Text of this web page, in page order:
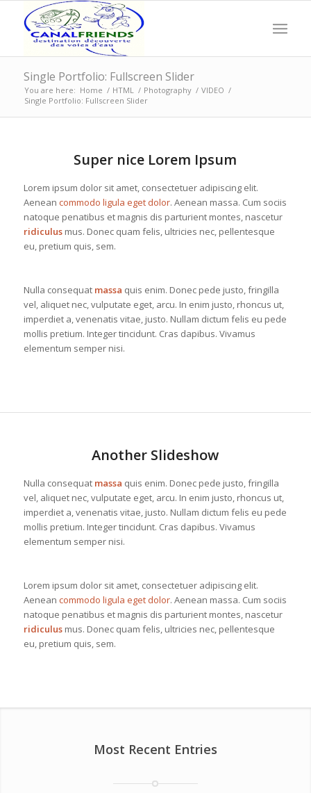
Single Portfolio: Fullscreen Slider
You are here: Home / HTML / Photography / VIDEO /
Single Portfolio: Fullscreen Slider
Super nice Lorem Ipsum
Lorem ipsum dolor sit amet, consectetuer adipiscing elit.
Aenean commodo ligula eget dolor. Aenean massa. Cum sociis
natoque penatibus et magnis dis parturient montes, nascetur
ridiculusmus. Donec quam felis, ultricies nec, pellentesque
eu, pretium quis, sem.
Nulla consequat massa quis enim. Donec pede justo, fringilla
vel, aliquet nec, vulputate eget, arcu. In enim justo, rhoncus ut,
imperdiet a, venenatis vitae, justo. Nullam dictum felis eu pede
mollis pretium. Integer tincidunt. Cras dapibus. Vivamus
elementum semper nisi.
Another Slideshow
Nulla consequat massa quis enim. Donec pede justo, fringilla
vel, aliquet nec, vulputate eget, arcu. In enim justo, rhoncus ut,
imperdiet a, venenatis vitae, justo. Nullam dictum felis eu pede
mollis pretium. Integer tincidunt. Cras dapibus. Vivamus
elementum semper nisi.
Lorem ipsum dolor sit amet, consectetuer adipiscing elit.
Aenean commodo ligula eget dolor. Aenean massa. Cum sociis
natoque penatibus et magnis dis parturient montes, nascetur
ridiculusmus. Donec quam felis, ultricies nec, pellentesque
eu, pretium quis, sem.
Most Recent Entries